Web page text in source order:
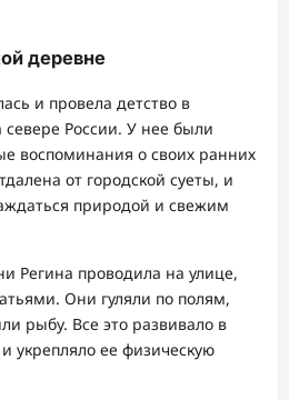
деревне
и провела детство в
России. У нее были
воспоминания о своих ранних
от городской суеты, и
природой и свежим
Регина проводила на улице,
Они гуляли по полям,
рыбу. Все это развивало в
укрепляло ее физическую